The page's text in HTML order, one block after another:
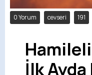
0 Yorum cevseri 191
İlk